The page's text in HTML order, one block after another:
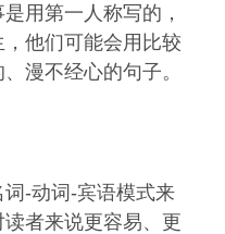
用第一人称写的，
他们可能会用比较
漫不经心的句子。
-动词-宾语模式来
者来说更容易、更